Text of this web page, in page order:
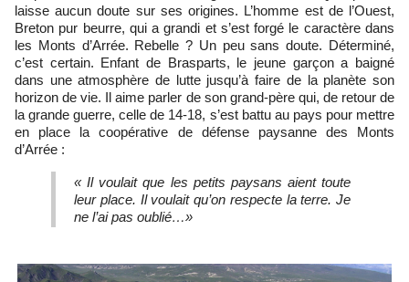
laisse aucun doute sur ses origines. L’homme est de l’Ouest,
Breton pur beurre, qui a grandi et s’est forgé le caractère dans
les Monts d’Arrée. Rebelle ? Un peu sans doute. Déterminé,
c’est certain. Enfant de Brasparts, le jeune garçon a baigné
dans une atmosphère de lutte jusqu’à faire de la planète son
horizon de vie. Il aime parler de son grand-père qui, de retour de
la grande guerre, celle de 14-18, s’est battu au pays pour mettre
en place la coopérative de défense paysanne des Monts
d’Arrée :
« Il voulait que les petits paysans aient toute
leur place. Il voulait qu’on respecte la terre. Je
ne l’ai pas oublié…»